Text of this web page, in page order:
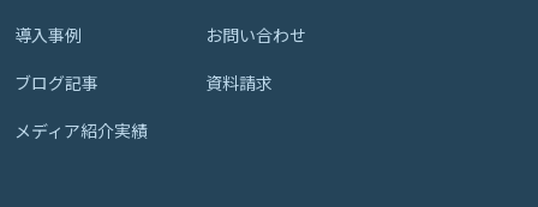
導入事例
ブログ記事
メディア紹介実績
お問い合わせ
資料請求